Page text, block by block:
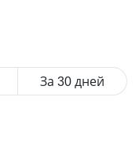
За 30 дней